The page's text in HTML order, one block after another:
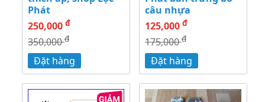
Phát
250,000 đ
350,000đ
Đặt hàng
câu nhựa
125,000 đ
175,000đ
Đặt hàng